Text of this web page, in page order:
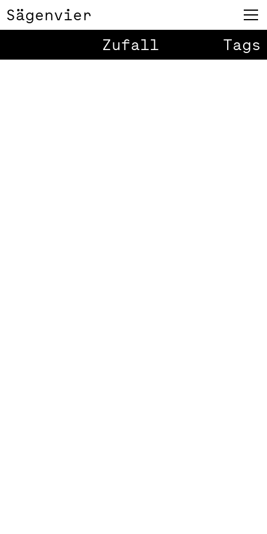
Sägenvier
Zufall
Tags